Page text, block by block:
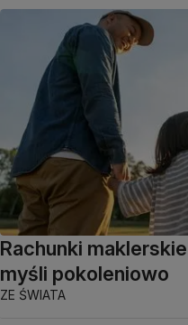
Rachunki
myśli pokoleniowo
ZE ŚWIATA